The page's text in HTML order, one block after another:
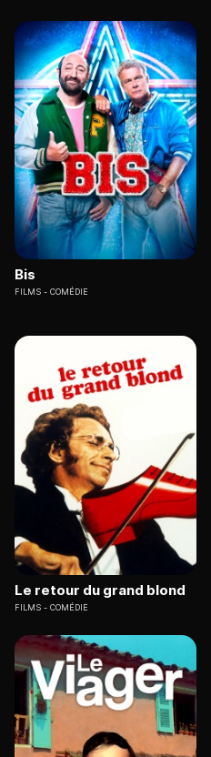
Bis
FILMS COMÉDIE
Le retour du grand blond
FILMS COMÉDIE